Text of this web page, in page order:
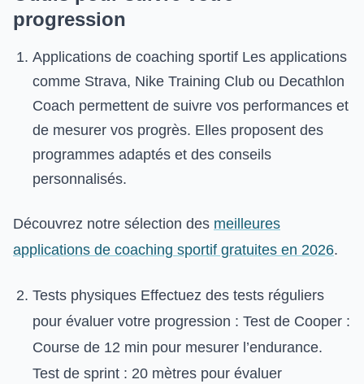
progression
Applications de coaching sportif Les applications
comme Strava, Nike Training Club ou Decathlon
Coach permettent de suivre vos performances et
de mesurer vos progrès. Elles proposent des
programmes adaptés et des conseils
personnalisés.
Découvrez notre sélection des meilleures
applications de coaching sportif gratuites en 2026.
Tests physiques Effectuez des tests réguliers
pour évaluer votre progression : Test de Cooper :
Course de 12 min pour mesurer l’endurance.
Test de sprint : 20 mètres pour évaluer